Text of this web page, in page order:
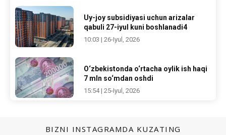
Uy-joy subsidiyasi uchun arizalar
qabuli 27-iyul kuni boshlanadi4
10:03 | 26-Iyul, 2026
O‘zbekistonda o‘rtacha oylik ish haqi
7 mln so‘mdan oshdi
15:54 | 25-Iyul, 2026
BIZNI INSTAGRAMDA KUZATING